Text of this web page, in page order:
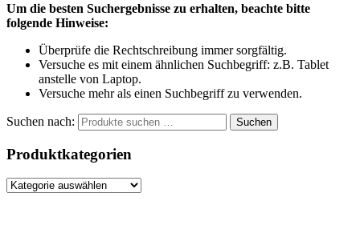
Um die besten Suchergebnisse zu erhalten, beachte bitte
folgende Hinweise:
Überprüfe die Rechtschreibung immer sorgfältig.
Versuche es mit einem ähnlichen Suchbegriff: z.B. Tablet
anstelle von Laptop.
Versuche mehr als einen Suchbegriff zu verwenden.
Suchen nach: Suchen
Produktkategorien